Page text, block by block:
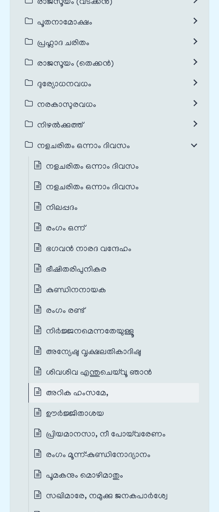
രാജസൂയം (വടക്കൻ)
പൂതനാമോക്ഷം
പ്രഹ്ലാദ ചരിതം
രാജസൂയം (തെക്കൻ)
ദുര്യോധനവധം
നരകാസുരവധം
നിഴൽക്കുത്ത്
നളചരിതം ഒന്നാം ദിവസം
നളചരിതം ഒന്നാം ദിവസം
നളചരിതം ഒന്നാം ദിവസം
നിലപ്പദം
രംഗം ഒന്ന്
ഭഗവന്‍ നാരദ വന്ദേഹം
ഭീഷിതരിപുനികര
കുണ്ഡിനനായക
രംഗം രണ്ട്
നിർജ്ജനമെന്നതേയുള്ളൂ
അന്യേഷു വൃക്ഷലതികാദിഷു
ശിവശിവ എന്തുചെയ്‌വൂ ഞാൻ
അറിക ഹംസമേ,
ഊർജ്ജിതാശയ
പ്രിയമാനസാ, നീ പോയ്‌വരേണം
രംഗം മൂന്ന്‌:കുണ്ഡിനോദ്യാനം
പൂമകനും മൊഴിമാതും
സഖിമാരേ, നമുക്കു ജനകപാർശ്വേ